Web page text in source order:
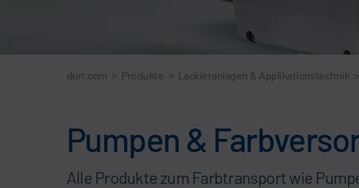
durr.com > Produkte > Lackieranlagen & Applikationstechnik >
Pumpen &
Alle Produkte zum Farbtransport wie